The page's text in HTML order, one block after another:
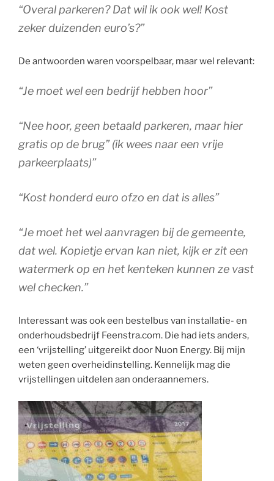
“Overal parkeren? Dat wil ik ook wel! Kost
zeker duizenden euro’s?”
De antwoorden waren voorspelbaar, maar wel relevant:
“Je moet wel een bedrijf hebben hoor”
“Nee hoor, geen betaald parkeren, maar hier
gratis op de brug” (ik wees naar een vrije
parkeerplaats)”
“Kost honderd euro ofzo en dat is alles”
“Je moet het wel aanvragen bij de gemeente,
dat wel. Kopietje ervan kan niet, kijk er zit een
watermerk op en het kenteken kunnen ze vast
wel checken.”
Interessant was ook een bestelbus van installatie- en
onderhoudsbedrijf Feenstra.com. Die had iets anders,
een ‘vrijstelling’ uitgereikt door Nuon Energy. Bij mijn
weten geen overheidinstelling. Kennelijk mag die
vrijstellingen uitdelen aan onderaannemers.